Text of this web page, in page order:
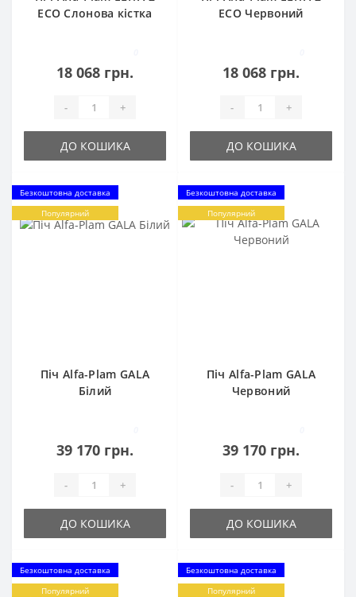
ECO Слонова кістка
18 068 грн.
- +
ДО КОШИКА
ECO Червоний
18 068 грн.
- +
ДО КОШИКА
Безкоштовна доставка
Популярний
Піч Alfa-Plam GALA
Білий
39 170 грн.
- +
ДО КОШИКА
Безкоштовна доставка
Популярний
Піч Alfa-Plam GALA
Червоний
39 170 грн.
- +
ДО КОШИКА
Безкоштовна доставка
Популярний
Безкоштовна доставка
Популярний